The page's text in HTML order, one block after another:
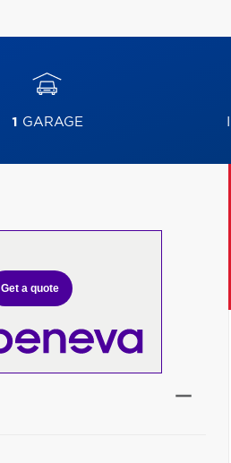
1 GARAGE
Get a quote